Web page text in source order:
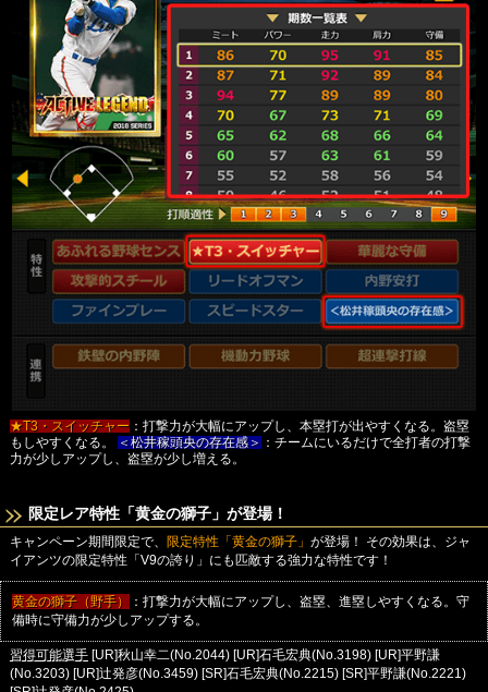
★T3・スイッチャー：打撃力が大幅にアップし、本塁打が出やすくなる。盗塁
もしやすくなる。
＜松井稼頭央の存在感＞ ：チームにいるだけで全打者の打撃
力が少しアップし、盗塁が少し増える。
限定レア特性「黄金の獅子」が登場！
キャンペーン期間限定で、 限定特性「黄金の獅子」 が登場！
その効果は、ジャ
イアンツの限定特性「V9の誇り」にも匹敵する強力な特性です！
黄金の獅子（野手）
：打撃力が大幅にアップし、盗塁、進塁しやすくなる。守
備時に守備力が少しアップする。
習得可能選手[UR]秋山幸二(No.2044)[UR]石毛宏典(No.3198)[UR]平野謙
(No.3203)[UR]辻発彦(No.3459)[SR]石毛宏典(No.2215)[SR]平野謙(No.2221)